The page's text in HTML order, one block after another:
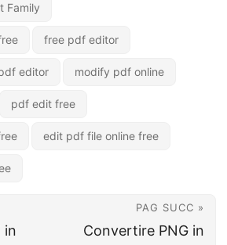
Family
free pdf editor
editor modify pdf online
pdf edit free
edit pdf file online free
in
PAG SUCC »
Convertire PNG in